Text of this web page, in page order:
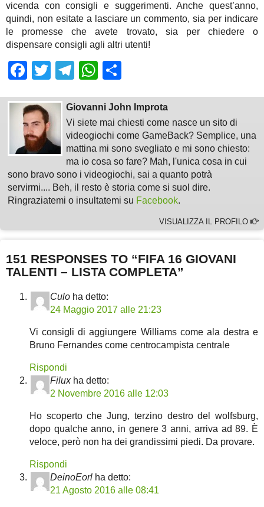
vicenda con consigli e suggerimenti. Anche quest’anno,
quindi, non esitate a lasciare un commento, sia per indicare
le promesse che avete trovato, sia per chiedere o
dispensare consigli agli altri utenti!
Facebook
TwitterTelegram
WhatsApp
Giovanni John Improta
Vi siete mai chiesti come nasce un sito di
videogiochi come GameBack? Semplice, una
mattina mi sono svegliato e mi sono chiesto:
ma io cosa so fare? Mah, l'unica cosa in cui
sono bravo sono i videogiochi, sai a quanto potrà
servirmi.... Beh, il resto è storia come si suol dire.
Ringraziatemi o insultatemi su Facebook.
VISUALIZZA IL PROFILO
151 RESPONSES TO “FIFA 16 GIOVANI
TALENTI – LISTA COMPLETA”
Culo ha detto:
24 Maggio 2017 alle 21:23
Vi consigli di aggiungere Williams come ala destra e
Bruno Fernandes come centrocampista centrale
Rispondi
Filux ha detto:
2 Novembre 2016 alle 12:03
Ho scoperto che Jung, terzino destro del wolfsburg,
dopo qualche anno, in genere 3 anni, arriva ad 89. È
veloce, però non ha dei grandissimi piedi. Da provare.
Rispondi
DeinoEorl ha detto:
21 Agosto 2016 alle 08:41